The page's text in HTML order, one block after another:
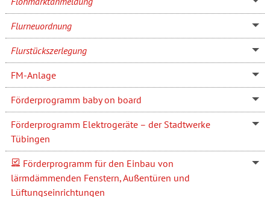
Flurneuordnung
Flurstückszerlegung
FM-Anlage
Förderprogramm baby on board
Förderprogramm Elektrogeräte – der Stadtwerke
Tübingen
Förderprogramm für den Einbau von
lärmdämmenden Fenstern, Außentüren und
Lüftungseinrichtungen